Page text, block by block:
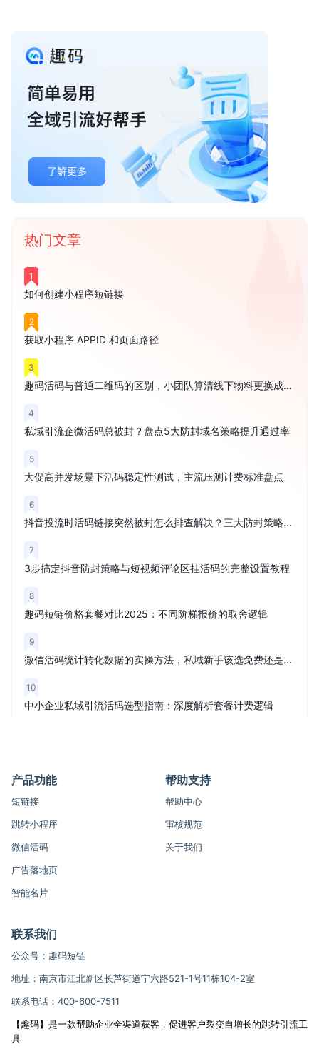
热门文章
1
如何创建小程序短链接
2
获取小程序 APPID 和页面路径
3
趣码活码与普通二维码的区别，小团队算清线下物料更换成本再买
4
私域引流企微活码总被封？盘点5大防封域名策略提升通过率
5
大促高并发场景下活码稳定性测试，主流压测计费标准盘点
6
抖音投流时活码链接突然被封怎么排查解决？三大防封策略解析
7
3步搞定抖音防封策略与短视频评论区挂活码的完整设置教程
8
趣码短链价格套餐对比2025：不同阶梯报价的取舍逻辑
9
微信活码统计转化数据的实操方法，私域新手该选免费还是付费？
10
中小企业私域引流活码选型指南：深度解析套餐计费逻辑
产品功能
短链接
跳转小程序
微信活码
广告落地页
智能名片
帮助支持
帮助中心
审核规范
关于我们
联系我们
公众号：趣码短链
地址：南京市江北新区长芦街道宁六路521-1号11栋104-2室
联系电话：400-600-7511
【趣码】是一款帮助企业全渠道获客，促进客户裂变自增长的跳转引流工
具